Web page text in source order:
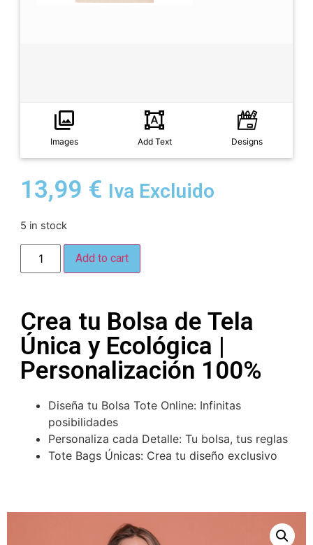
Images Add Text Designs
13,99 € Iva Excluido
5 in stock
Add to cart
Crea tu Bolsa de Tela
Única y Ecológica |
Personalización 100%
Diseña tu Bolsa Tote Online: Infinitas
posibilidades
Personaliza cada Detalle: Tu bolsa, tus reglas
Tote Bags Únicas: Crea tu diseño exclusivo